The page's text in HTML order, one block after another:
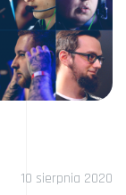
10 sierpnia 2020